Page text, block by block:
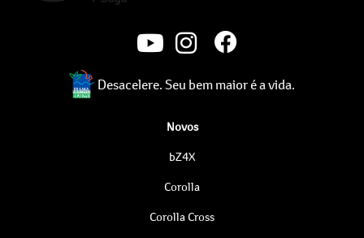
Desacelere. Seu bem maior é a vida.
Novos
bZ4X
Corolla
Corolla Cross